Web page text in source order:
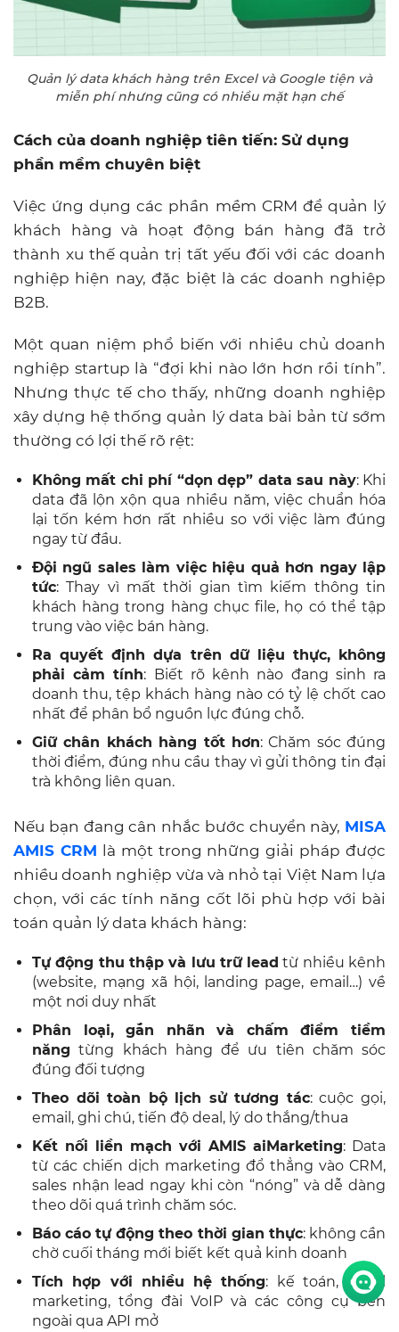
Quản lý data khách hàng trên Excel và Google tiện và
miễn phí nhưng cũng có nhiều mặt hạn chế
Cách của doanh nghiệp tiên tiến: Sử dụng
phần mềm chuyên biệt
Việc ứng dụng các phần mềm CRM để quản lý
khách hàng và hoạt động bán hàng đã trở
thành xu thế quản trị tất yếu đối với các doanh
nghiệp hiện nay, đặc biệt là các doanh nghiệp
B2B.
Một quan niệm phổ biến với nhiều chủ doanh
nghiệp startup là “đợi khi nào lớn hơn rồi tính”.
Nhưng thực tế cho thấy, những doanh nghiệp
xây dựng hệ thống quản lý data bài bản từ sớm
thường có lợi thế rõ rệt:
Không mất chi phí “dọn dẹp” data sau này: Khi
data đã lộn xộn qua nhiều năm, việc chuẩn hóa
lại tốn kém hơn rất nhiều so với việc làm đúng
ngay từ đầu.
Đội ngũ sales làm việc hiệu quả hơn ngay lập
tức: Thay vì mất thời gian tìm kiếm thông tin
khách hàng trong hàng chục file, họ có thể tập
trung vào việc bán hàng.
Ra quyết định dựa trên dữ liệu thực, không
phải cảm tính: Biết rõ kênh nào đang sinh ra
doanh thu, tệp khách hàng nào có tỷ lệ chốt cao
nhất để phân bổ nguồn lực đúng chỗ.
Giữ chân khách hàng tốt hơn: Chăm sóc đúng
thời điểm, đúng nhu cầu thay vì gửi thông tin đại
trà không liên quan.
Nếu bạn đang cân nhắc bước chuyển này, MISA
AMIS CRM là một trong những giải pháp được
nhiều doanh nghiệp vừa và nhỏ tại Việt Nam lựa
chọn, với các tính năng cốt lõi phù hợp với bài
toán quản lý data khách hàng:
Tự động thu thập và lưu trữ lead từ nhiều kênh
(website, mạng xã hội, landing page, email…) về
một nơi duy nhất
Phân loại, gắn nhãn và chấm điểm tiềm
năng từng khách hàng để ưu tiên chăm sóc
đúng đối tượng
Theo dõi toàn bộ lịch sử tương tác: cuộc gọi,
email, ghi chú, tiến độ deal, lý do thắng/thua
Kết nối liền mạch với AMIS aiMarketing: Data
từ các chiến dịch marketing đổ thẳng vào CRM,
sales nhận lead ngay khi còn “nóng” và dễ dàng
theo dõi quá trình chăm sóc.
Báo cáo tự động theo thời gian thực: không cần
chờ cuối tháng mới biết kết quả kinh doanh
Tích hợp với nhiều hệ thống: kế toán, email
marketing, tổng đài VoIP và các công cụ bên
ngoài qua API mở